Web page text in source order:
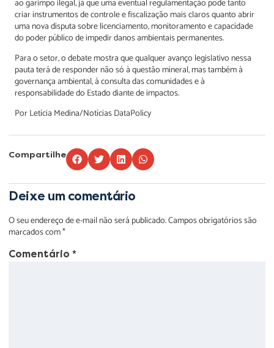
ao garimpo ilegal, já que uma eventual regulamentação pode tanto
criar instrumentos de controle e fiscalização mais claros quanto abrir
uma nova disputa sobre licenciamento, monitoramento e capacidade
do poder público de impedir danos ambientais permanentes.
Para o setor, o debate mostra que qualquer avanço legislativo nessa
pauta terá de responder não só à questão mineral, mas também à
governança ambiental, à consulta das comunidades e à
responsabilidade do Estado diante de impactos.
Por Letícia Medina/Notícias DataPolicy
Compartilhe
Deixe um comentário
O seu endereço de e-mail não será publicado.Campos obrigatórios são
marcados com*
Comentário *